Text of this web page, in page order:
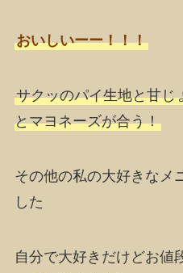
おいしいーー！！！
サクッのパイ生地と甘じ
とマヨネーズが合う！
その他の私の大好きなメ
した
自分で大好きだけどお値